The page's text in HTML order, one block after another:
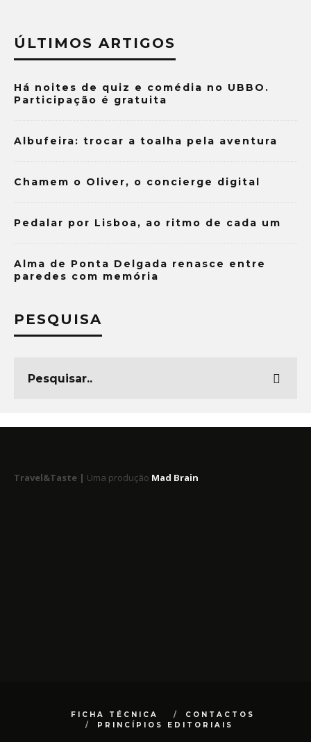
ÚLTIMOS ARTIGOS
Há noites de quiz e comédia no UBBO.
Participação é gratuita
Albufeira: trocar a toalha pela aventura
Chamem o Oliver, o concierge digital
Pedalar por Lisboa, ao ritmo de cada um
Alma de Ponta Delgada renasce entre
paredes com memória
PESQUISA
Travel&Taste | Uma produção Mad Brain
FICHA TÉCNICA
CONTACTOS
PRINCÍPIOS EDITORIAIS